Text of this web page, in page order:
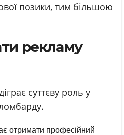
позики, тим більшою
рекламу
суттєву роль у
отримати професійний